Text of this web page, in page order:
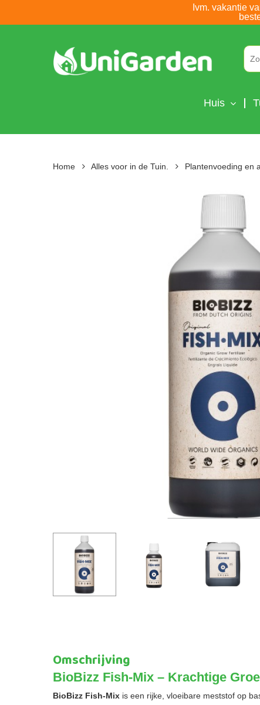
Ivm. vakantie
Huis
Home Alles voor in de Tuin. Plantenvoeding en
Omschrijving
BioBizz Fish-Mix – Krachtige
BioBizz Fish-Mix is een rijke, vloeibare meststof op